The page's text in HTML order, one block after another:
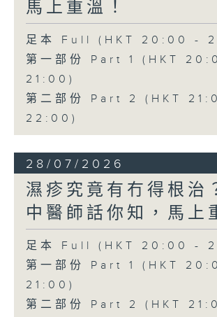
馬上重溫！
足本 Full (HKT 20:00 -
第一部份 Part 1 (HKT
21:00)
第二部份 Part 2 (HKT
22:00)
28/07/2026
濕疹究竟有冇得根治
中醫師話你知，馬上
足本 Full (HKT 20:00 -
第一部份 Part 1 (HKT
21:00)
第二部份 Part 2 (HKT